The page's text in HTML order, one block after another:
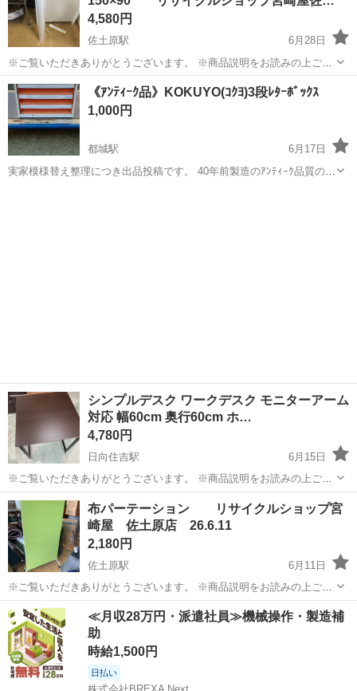
4,580円
佐土原駅
6月28日
※ご覧いただきありがとうございます。 ※商品説明をお読みの上ご納
得の上でご購入お願い致します。 商品名：マグネット ホワイトボー
ド 150×90 状態： 未使用 ※現物ご確認の上ご判断ください。 ...
宮崎 宮崎市 佐土原駅 オフィス用家具 マグネット
《ｱﾝﾃｨｰｸ品》KOKUYO(ｺｸﾖ)3段ﾚﾀｰﾎﾞｯｸｽ
1,000円
都城駅
6月17日
実家模様替え整理につき出品投稿です。 40年前製造のｱﾝﾃｨｰｸ品質の3
シンプルデスク ワークデスク モニターアーム
対応 幅60cm 奥行60cm ホ…
4,780円
日向住吉駅
6月15日
※ご覧いただきありがとうございます。 ※商品説明をお読みの上ご納
得の上でご購入お願い致します 。 こちらの商品は住吉店にございま
す。 商品名：シンプルデスク ワークデスク モニターアーム対応 幅
60cm 奥行60cm...
宮崎 宮崎市 日向住吉駅 オフィス用家具
布パーテーション リサイクルショップ宮
崎屋 佐土原店 26.6.11
2,180円
佐土原駅
6月11日
※ご覧いただきありがとうございます。 ※商品説明をお読みの上ご納
得の上でご購入お願い致します。 商品名：布パーテーション 状態：
中古品 サイズ 幅 80 高さ 160 ※現物ご確認の...
宮崎 宮崎市 佐土原駅 オフィス用家具 場所
≪月収28万円・派遣社員≫機械操作・製造補
助
時給1,500円
日払い